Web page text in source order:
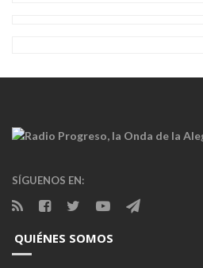
SÍGUENOS EN:
QUIÉNES SOMOS